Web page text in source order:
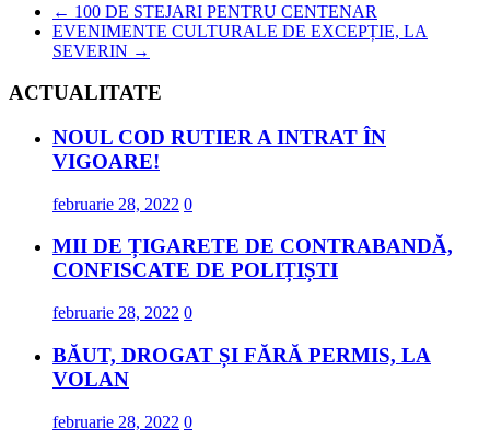
← 100 DE STEJARI PENTRU CENTENAR
EVENIMENTE CULTURALE DE EXCEPȚIE, LA
SEVERIN →
ACTUALITATE
NOUL COD RUTIER A INTRAT ÎN
VIGOARE!
februarie 28, 2022 0
MII DE ȚIGARETE DE CONTRABANDĂ,
CONFISCATE DE POLIȚIȘTI
februarie 28, 2022 0
BĂUT, DROGAT ȘI FĂRĂ PERMIS, LA
VOLAN
februarie 28, 2022 0